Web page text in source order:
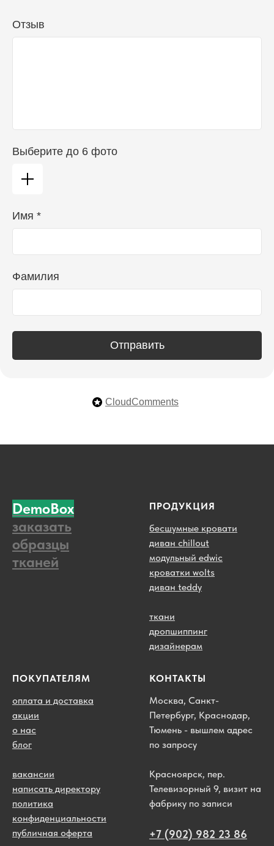
Отзыв
Выберите до 6 фото
Имя *
Фамилия
Отправить
CloudComments
DemoBox
заказать
образцы
тканей
ПРОДУКЦИЯ
бесшумные кровати
диван chillout
модульный edwic
кроватки wolts
диван teddy
ткани
дропшиппинг
дизайнерам
ПОКУПАТЕЛЯМ
оплата и доставка
акции
о нас
блог
вакансии
написать директору
политика
конфиденциальности
публичная оферта
КОНТАКТЫ
Москва, Санкт-
Петербург, Краснодар,
Тюмень - вышлем адрес
по запросу
Красноярск, пер.
Телевизорный 9, визит на
фабрику по записи
+7 (902) 982 23 86